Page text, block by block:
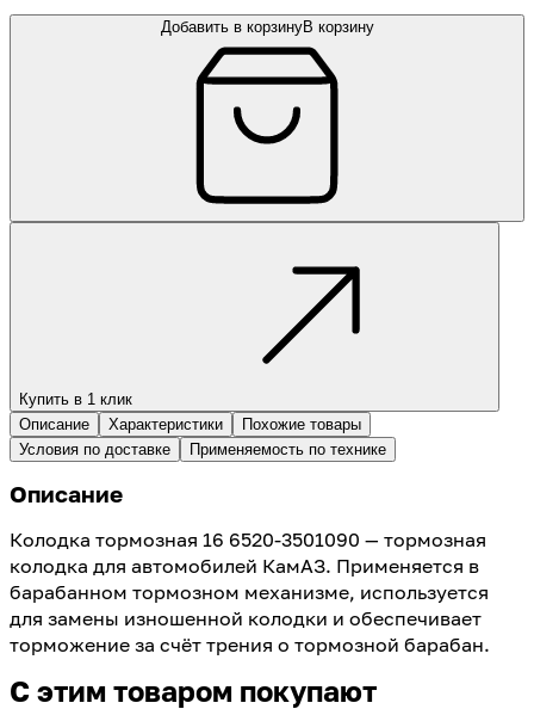
Добавить в корзинуВ корзину
Купить в 1 клик
Описание
Характеристики
Похожие товары
Условия по доставке
Применяемость по технике
Описание
Колодка тормозная 16 6520-3501090 — тормозная
колодка для автомобилей КамАЗ. Применяется в
барабанном тормозном механизме, используется
для замены изношенной колодки и обеспечивает
торможение за счёт трения о тормозной барабан.
С этим товаром покупают